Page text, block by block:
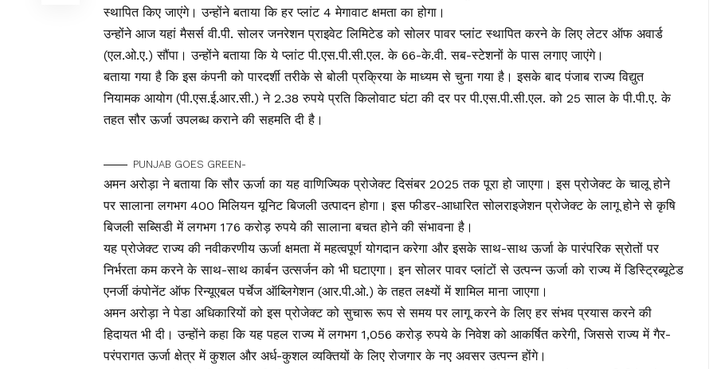
स्थापित किए जाएंगे। उन्होंने बताया कि हर प्लांट 4 मेगावाट क्षमता का होगा।
उन्होंने आज यहां मैसर्स वी.पी. सोलर जनरेशन प्राइवेट लिमिटेड को सोलर पावर प्लांट स्थापित करने के लिए लेटर ऑफ अवार्ड
(एल.ओ.ए.) सौंपा। उन्होंने बताया कि ये प्लांट पी.एस.पी.सी.एल. के 66-के.वी. सब-स्टेशनों के पास लगाए जाएंगे।
बताया गया है कि इस कंपनी को पारदर्शी तरीके से बोली प्रक्रिया के माध्यम से चुना गया है। इसके बाद पंजाब राज्य विद्युत
नियामक आयोग (पी.एस.ई.आर.सी.) ने 2.38 रुपये प्रति किलोवाट घंटा की दर पर पी.एस.पी.सी.एल. को 25 साल के पी.पी.ए. के
तहत सौर ऊर्जा उपलब्ध कराने की सहमति दी है।
PUNJAB GOES GREEN-
अमन अरोड़ा ने बताया कि सौर ऊर्जा का यह वाणिज्यिक प्रोजेक्ट दिसंबर 2025 तक पूरा हो जाएगा। इस प्रोजेक्ट के चालू होने
पर सालाना लगभग 400 मिलियन यूनिट बिजली उत्पादन होगा। इस फीडर-आधारित सोलराइजेशन प्रोजेक्ट के लागू होने से कृषि
बिजली सब्सिडी में लगभग 176 करोड़ रुपये की सालाना बचत होने की संभावना है।
यह प्रोजेक्ट राज्य की नवीकरणीय ऊर्जा क्षमता में महत्वपूर्ण योगदान करेगा और इसके साथ-साथ ऊर्जा के पारंपरिक स्रोतों पर
निर्भरता कम करने के साथ-साथ कार्बन उत्सर्जन को भी घटाएगा। इन सोलर पावर प्लांटों से उत्पन्न ऊर्जा को राज्य में डिस्ट्रिब्यूटेड
एनर्जी कंपोनेंट ऑफ रिन्यूएबल पर्चेज ऑब्लिगेशन (आर.पी.ओ.) के तहत लक्ष्यों में शामिल माना जाएगा।
अमन अरोड़ा ने पेडा अधिकारियों को इस प्रोजेक्ट को सुचारू रूप से समय पर लागू करने के लिए हर संभव प्रयास करने की
हिदायत भी दी। उन्होंने कहा कि यह पहल राज्य में लगभग 1,056 करोड़ रुपये के निवेश को आकर्षित करेगी, जिससे राज्य में गैर-
परंपरागत ऊर्जा क्षेत्र में कुशल और अर्ध-कुशल व्यक्तियों के लिए रोजगार के नए अवसर उत्पन्न होंगे।